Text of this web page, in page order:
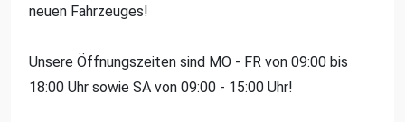
neuen Fahrzeuges!
Unsere Öffnungszeiten sind MO - FR von 09:00 bis
18:00 Uhr sowie SA von 09:00 - 15:00 Uhr!